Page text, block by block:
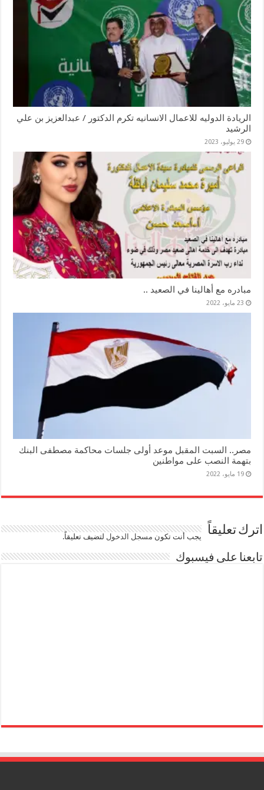
الريادة الدوليه للاعمال الانسانيه تكرم الدكتور / عبدالعزيز بن علي
الرشيد
29 يوليو، 2023
مبادره مع أهالينا في الصعيد ..
23 مايو، 2022
مصر.. السبت المقبل موعد أولى جلسات محاكمة مصطفى البنك
بتهمة النصب على مواطنين
19 مايو، 2022
اترك تعليقاً يجب أنت تكون مسجل الدخوللتضيف تعليقاً.
تابعنا على فيسبوك